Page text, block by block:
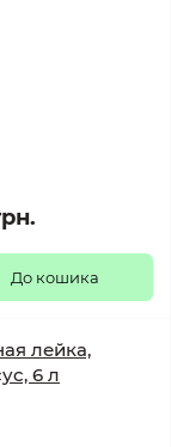
До кошика
лейка,
6 л